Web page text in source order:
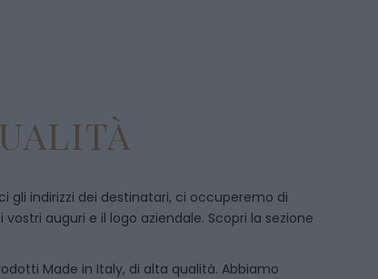
gli indirizzi dei destinatari, ci occuperemo di
auguri e il logo aziendale. Scopri la sezione
Made in Italy, di alta qualità. Abbiamo